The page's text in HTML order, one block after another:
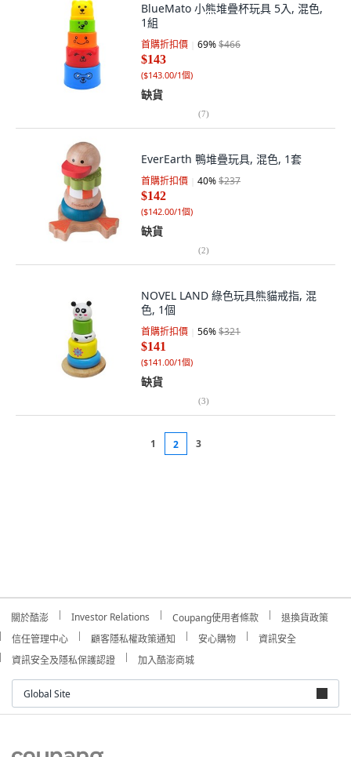
BlueMato 小熊堆疊杯玩具 5入, 混色,
1組
首購折扣價 69%$466
$143
($143.00/1個)
缺貨
(7)
EverEarth 鴨堆疊玩具, 混色, 1套
首購折扣價 40%$237
$142
($142.00/1個)
缺貨
(2)
NOVEL LAND 綠色玩具熊貓戒指, 混
色, 1個
首購折扣價 56%$321
$141
($141.00/1個)
缺貨
(3)
1 2 3
關於酷澎 Investor Relations Coupang使用者條款
退換貨政策
信任管理中心
顧客隱私權政策通知 安心購物
資訊安全
資訊安全及隱私保護認證
加入酷澎商城
Global Site